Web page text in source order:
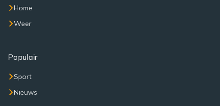
Home
Weer
Populair
Sport
Nieuws